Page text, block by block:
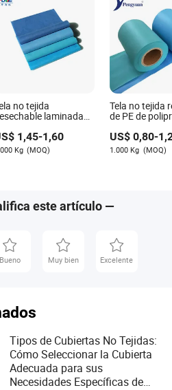
no tejida
laminada
1,45-1,60
Kg (MOQ)
Tela no tejida
de PE de
ecológica,
y transpirable
embalaje
US$0,80-
1.000 Kg (MOQ)
este artículo —
Bueno Muy bien Excelente
Tipos de Cubiertas No Tejidas:
Cómo Seleccionar la Cubierta
Adecuada para sus
Necesidades Específicas de